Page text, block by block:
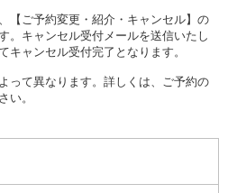
締結）
項に定める借受条件を明示し、当
ものとします。ただし、貸し渡す
カーがない場合又は借受人若しく
１項若しくは第２項各号のいずれ
を除きます。
場合、借受人は当社に第１0条第
金を支払うものとします。
【ご予約変更・紹介・キャンセル】の
。キャンセル受付メールを送信いたし
キャンセル受付完了となります。
って異なります。詳しくは、ご予約の
い。